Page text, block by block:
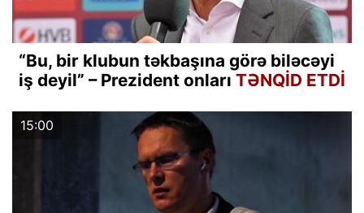
“Bu, bir klubun təkbaşına görə biləcəyi
iş deyil” – Prezident onları TƏNQİD ETDİ
15:00